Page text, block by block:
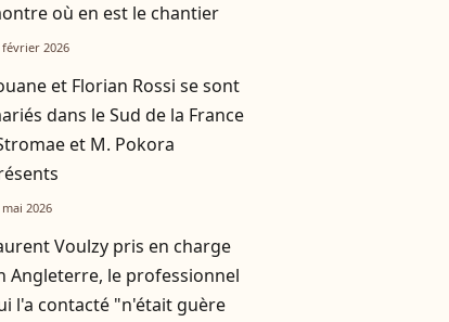
où en est le chantier
février 2026
et Florian Rossi se sont
dans le Sud de la France
et M. Pokora
mai 2026
Voulzy pris en charge
Angleterre, le professionnel
l'a contacté "n'était guère